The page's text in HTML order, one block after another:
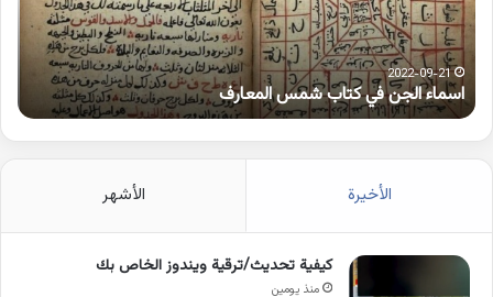
2022-09-21
اسماء الجن في كتاب شمس المعارف
الأخيرة الأشهر
كيفية تحديث/ترقية ويندوز الخاص بك
منذ يومين